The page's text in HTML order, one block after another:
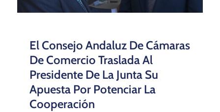
El Consejo Andaluz De Cámaras
De Comercio Traslada Al
Presidente De La Junta Su
Apuesta Por Potenciar La
Cooperación